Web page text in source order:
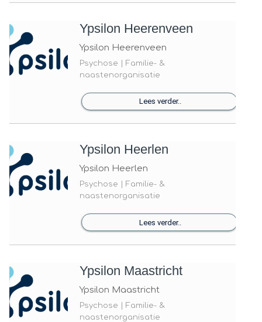
Ypsilon Heerenveen
Ypsilon Heerenveen
Psychose | Familie- &
naastenorganisatie
Lees verder..
Ypsilon Heerlen
Ypsilon Heerlen
Psychose | Familie- &
naastenorganisatie
Lees verder..
Ypsilon Maastricht
Ypsilon Maastricht
Psychose | Familie- &
naastenorganisatie